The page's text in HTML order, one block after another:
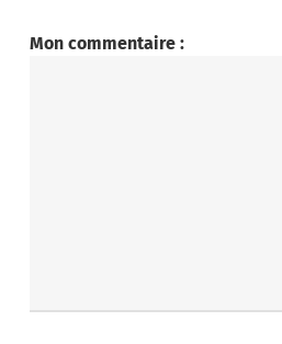
Mon commentaire :